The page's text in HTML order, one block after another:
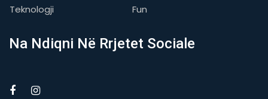
Teknologji
Fun
Na Ndiqni Në Rrjetet Sociale